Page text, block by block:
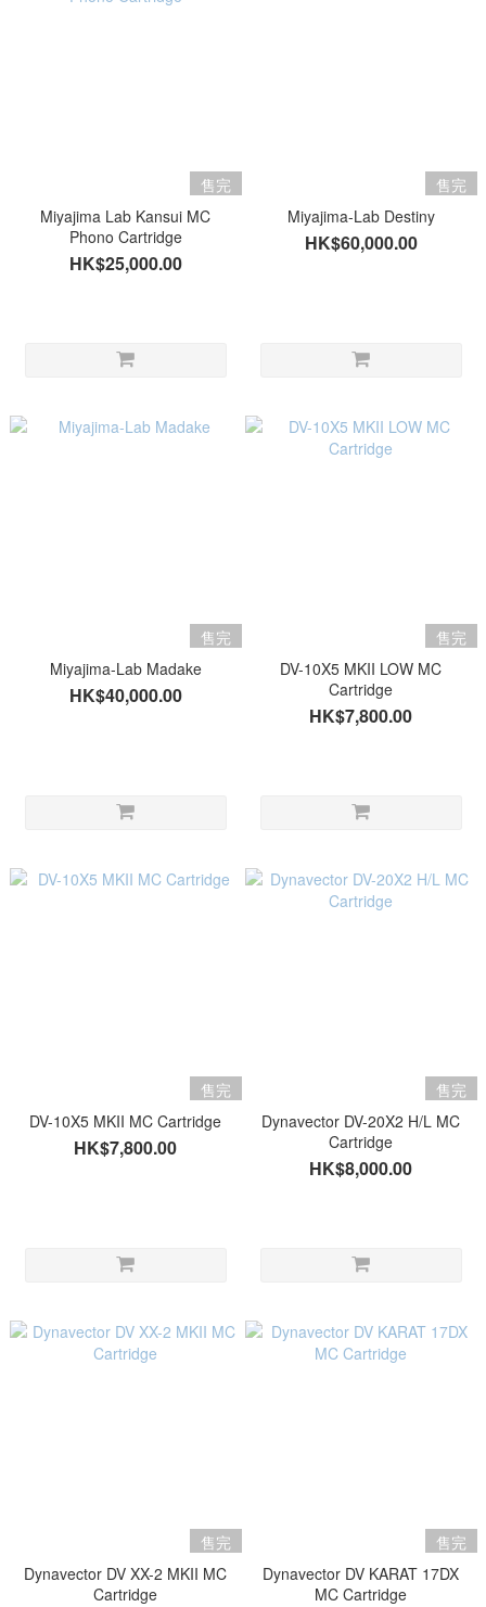
售完
Miyajima Lab Kansui MC
Phono Cartridge
HK$25,000.00
售完
Miyajima-Lab Destiny
HK$60,000.00
售完
Miyajima-Lab Madake
HK$40,000.00
售完
DV-10X5 MKII LOW MC
Cartridge
HK$7,800.00
售完
DV-10X5 MKII MC Cartridge
HK$7,800.00
售完
Dynavector DV-20X2 H/L MC
Cartridge
HK$8,000.00
售完
Dynavector DV XX-2 MKII MC
Cartridge
售完
Dynavector DV KARAT 17DX
MC Cartridge